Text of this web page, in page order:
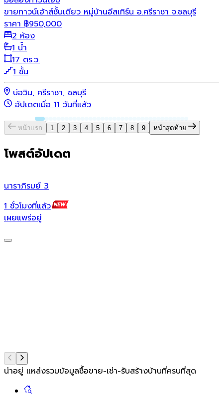
ขายทาวน์เฮ้าส์ชั้นเดียว หมู่บ้านอีสเทิร์น อ.ศรีราชา จ.ชลบุรี
ราคา ฿950,000
2 ห้อง
1 น้ำ
17 ตร.ว.
1 ชั้น
บ่อวิน, ศรีราชา, ชลบุรี
อัปเดตเมื่อ 11 วันที่แล้ว
หน้าแรก 1 2 3 4 5 6 7 8 9 หน้าสุดท้าย
โพสต์อัปเดต
นาราภิรมย์ 3
1 ชั่วโมงที่แล้ว
เผยแพร่อยู่
น่าอยู่ แหล่งรวมข้อมูลซื้อขาย-เช่า-รับสร้างบ้านที่ครบที่สุด